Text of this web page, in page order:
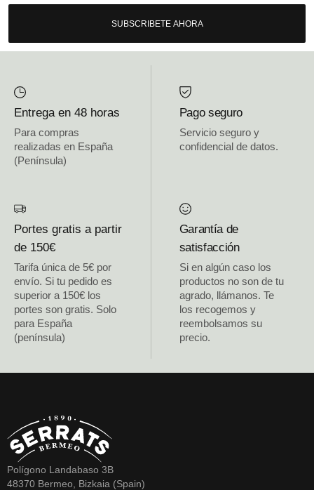
SUBSCRIBETE AHORA
Entrega en 48 horas
Para compras
realizadas en España
(Península)
Pago seguro
Servicio seguro y
confidencial de datos.
Portes gratis a partir
de 150€
Tarifa única de 5€ por
envío. Si tu pedido es
superior a 150€ los
portes son gratis. Solo
para España
(península)
Garantía de
satisfacción
Si en algún caso los
productos no son de tu
agrado, llámanos. Te
los recogemos y
reembolsamos su
precio.
Polígono Landabaso 3B
48370 Bermeo, Bizkaia (Spain)